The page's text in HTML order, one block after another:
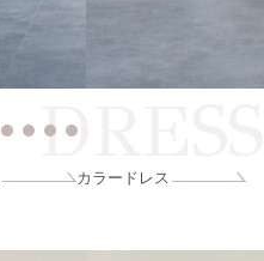
DRESS
カラードレス